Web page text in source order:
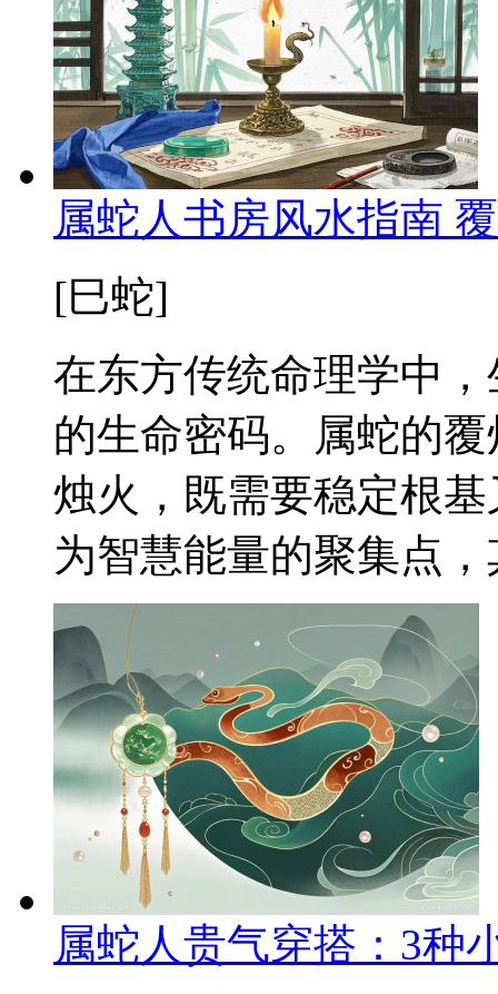
属蛇人书房风水指南
[巳蛇]
在东方传统命理学中
的生命密码。属蛇的
烛火，既需要稳定根
为智慧能量的聚集点
属蛇人贵气穿搭：3种